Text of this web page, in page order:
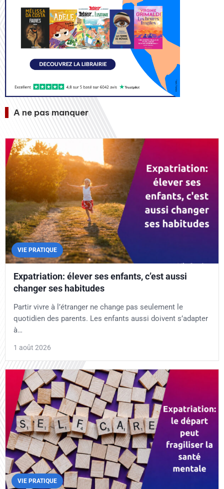
A ne pas manquer
VIE PRATIQUE
Expatriation: élever ses enfants, c’est aussi
changer ses habitudes
Partir vivre à l’étranger ne change pas seulement le
quotidien des parents. Les enfants aussi doivent s’adapter
à…
1 août 2026
VIE PRATIQUE